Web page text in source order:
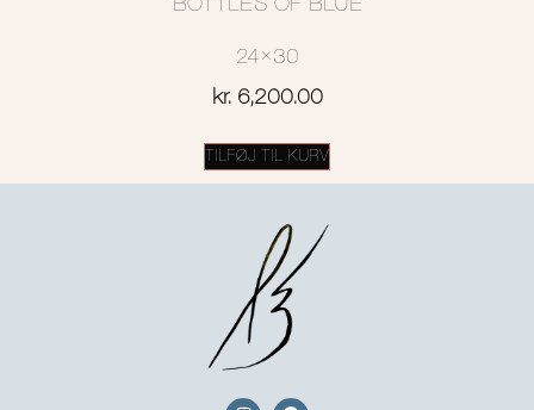
‘BOTTLES OF BLUE’
24×30
kr.6,200.00
TILFØJ TIL KURV